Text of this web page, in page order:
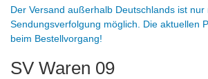
Der Versand außerhalb Deutschlands ist nur
Sendungsverfolgung möglich. Die aktuellen
beim Bestellvorgang!
SV Waren 09